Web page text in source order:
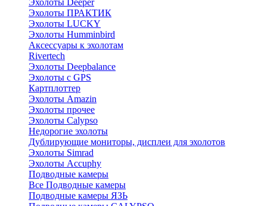
Эхолоты Deeper
Эхолоты ПРАКТИК
Эхолоты LUCKY
Эхолоты Humminbird
Аксессуары к эхолотам
Rivertech
Эхолоты Deepbalance
Эхолоты с GPS
Картплоттер
Эхолоты Amazin
Эхолоты прочее
Эхолоты Calypso
Недорогие эхолоты
Дублирующие мониторы, дисплеи для эхолотов
Эхолоты Simrad
Эхолоты Accuphy
Подводные камеры
Все Подводные камеры
Подводные камеры ЯЗЬ